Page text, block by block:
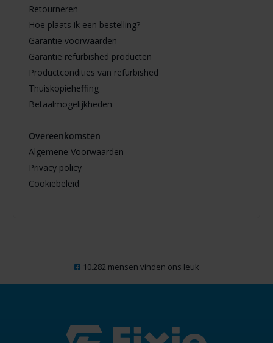
Retourneren
Hoe plaats ik een bestelling?
Garantie voorwaarden
Garantie refurbished producten
Productcondities van refurbished
Thuiskopieheffing
Betaalmogelijkheden
Overeenkomsten
Algemene Voorwaarden
Privacy policy
Cookiebeleid
10.282 mensen vinden ons leuk